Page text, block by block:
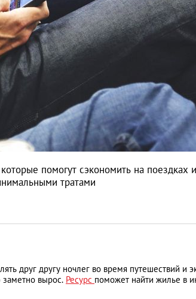
помогут сэкономить на поездках и
тратами
друг другу ночлег во время путешествий и
вырос. Ресурс поможет найти жилье в